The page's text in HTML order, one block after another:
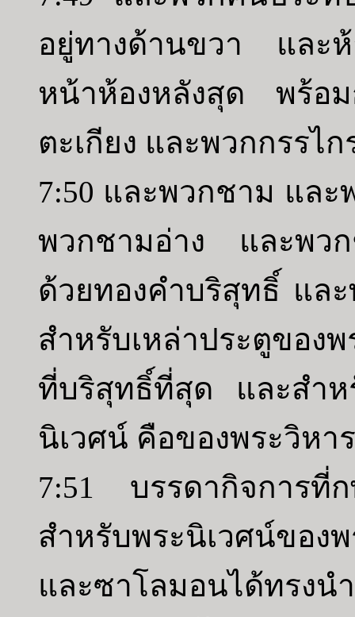
อยู่ทางด้านขวา และ
หน้าห้องหลังสุด พร้อ
ตะเกียง และพวกกรรไ
7:50 และพวกชาม และ
พวกชามอ่าง และพว
ด้วยทองคำบริสุทธิ์ แล
สำหรับเหล่าประตูของ
ที่บริสุทธิ์ที่สุด และสำห
นิเวศน์ คือของพระวิหาร
7:51 บรรดากิจการที่
สำหรับพระนิเวศน์ของพ
และซาโลมอนได้ทรงน